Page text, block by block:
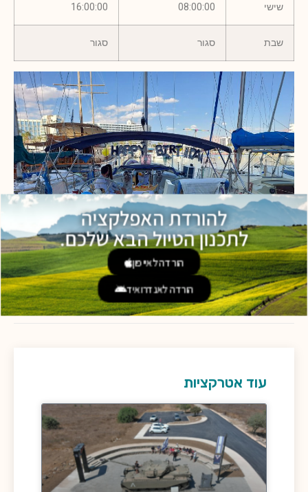
שישי 08:00:00
16:00:00
שבת סגור סגור
עוד אטרקציות
להורדת האפלקציה
לתכנון הטיול הבא שלכם.
הורדה לאייפון
הורדה לאנדרואיד